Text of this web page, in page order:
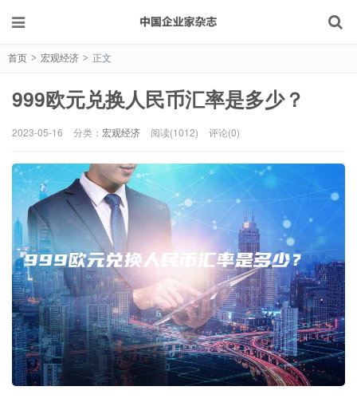
首页 > 宏观经济 > 正文
999欧元兑换人民币汇率是多少？
2023-05-16 分类： 宏观经济 阅读(1012) 评论(0)